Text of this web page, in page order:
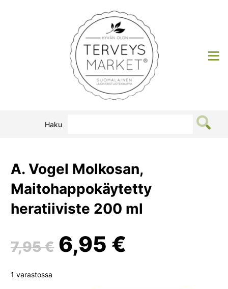
Terveysmarket
Haku
A. Vogel Molkosan,
Maitohappokäytetty
heratiiviste 200 ml
7,95€ Alkuperäinen
6,95 €
1 varastossa